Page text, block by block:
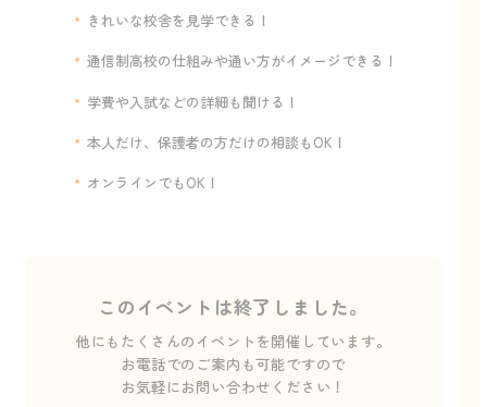
きれいな校舎を見学できる！
通信制高校の仕組みや通い方がイメージできる！
学費や入試などの詳細も聞ける！
本人だけ、保護者の方だけの相談もOK！
オンラインでもOK！
このイベントは終了しました。
他にもたくさんのイベントを開催しています。
お電話でのご案内も可能ですので
お気軽にお問い合わせください！